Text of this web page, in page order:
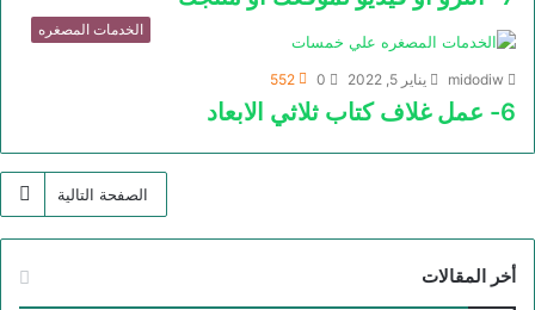
الخدمات المصغره
midodiw يناير 5, 2022 0
552
6- عمل غلاف كتاب ثلاثي الابعاد
الصفحة التالية
أخر المقالات